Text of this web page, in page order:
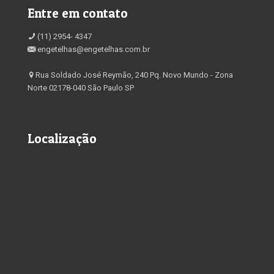
Entre em contato
(11) 2954- 4347
engetelhas@engetelhas.com.br
Rua Soldado José Reymão, 240 Pq. Novo Mundo - Zona
Norte 02178-040 São Paulo SP
Localização